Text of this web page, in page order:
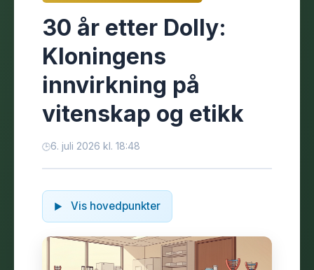
30 år etter Dolly:
Kloningens
innvirkning på
vitenskap og etikk
6. juli 2026 kl. 18:48
Vis hovedpunkter